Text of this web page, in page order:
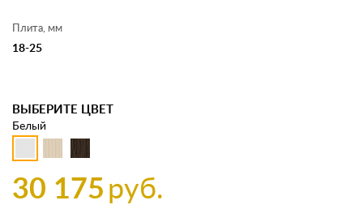
Плита, мм
18-25
ВЫБЕРИТЕ ЦВЕТ
Белый
30 175руб.